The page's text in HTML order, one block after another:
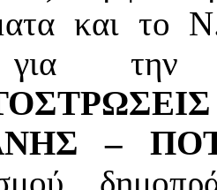
και το
για την
–